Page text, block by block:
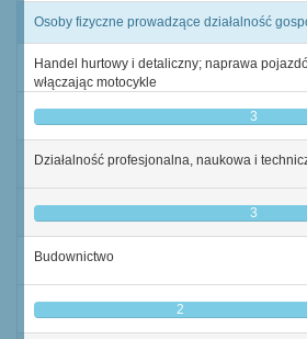
Osoby fizyczne prowadzące działalność
Handel hurtowy i detaliczny; naprawa
włączając motocykle
3
Działalność profesjonalna, naukowa i
3
Budownictwo
2